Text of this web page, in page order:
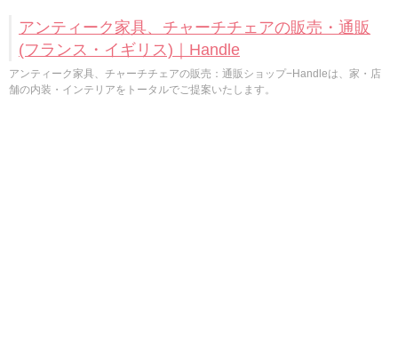
アンティーク家具、チャーチチェアの販売・通販
(フランス・イギリス)｜Handle
アンティーク家具、チャーチチェアの販売：通販ショップ−Handleは、家・店
舗の内装・インテリアをトータルでご提案いたします。